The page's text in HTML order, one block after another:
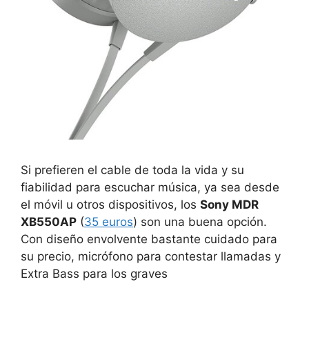
Si prefieren el cable de toda la vida y su
fiabilidad para escuchar música, ya sea desde
el móvil u otros dispositivos, los Sony MDR
XB550AP (35 euros) son una buena opción.
Con diseño envolvente bastante cuidado para
su precio, micrófono para contestar llamadas y
Extra Bass para los graves